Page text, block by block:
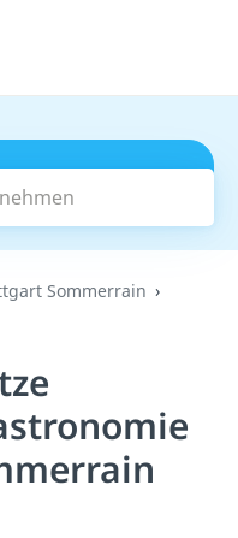
Sommerrain